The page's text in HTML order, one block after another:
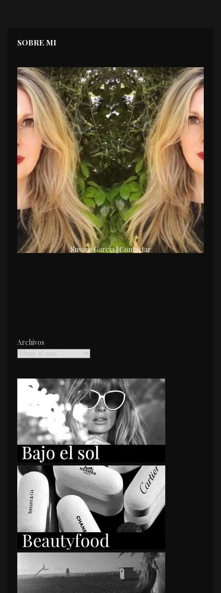
SOBRE MI
Susana García | Contactar
Archivos